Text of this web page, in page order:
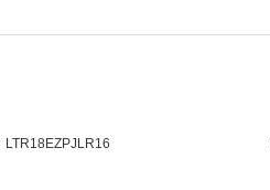
LTR18EZPJLR16